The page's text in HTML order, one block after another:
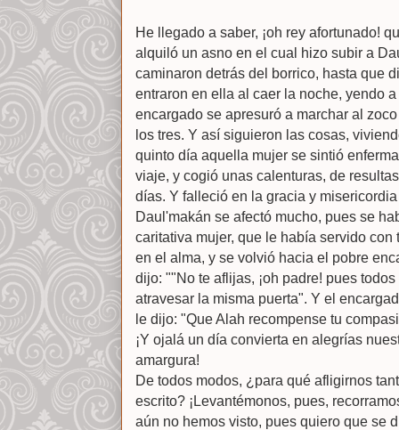
He llegado a saber, ¡oh rey afortunado!
alquiló un asno en el cual hizo subir a
caminaron detrás del borrico, hasta que
entraron en ella al caer la noche, yendo
encargado se apresuró a marchar al
los tres. Y así siguieron las cosas,
quinto día aquella mujer se sintió
viaje, y cogió unas calenturas, de
días. Y falleció en la gracia y
Daul'makán se afectó mucho, pues se
caritativa mujer, que le había servido
en el alma, y se volvió hacia el pobre
dijo: ""No te aflijas, ¡oh padre! pues
atravesar la misma puerta". Y el
le dijo: "Que Alah recompense tu
¡Y ojalá un día convierta en alegrías
amargura!
De todos modos, ¿para qué afligirnos
escrito? ¡Levantémonos, pues,
aún no hemos visto, pues quiero que se